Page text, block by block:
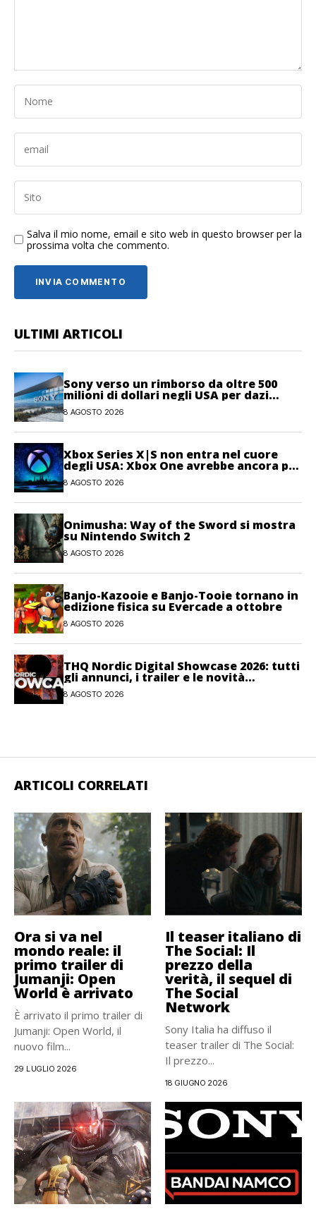
Salva il mio nome, email e sito web in questo browser per la
prossima volta che commento.
ULTIMI ARTICOLI
Sony verso un rimborso da oltre 500
milioni di dollari negli USA per dazi
illegittimi
8 AGOSTO 2026
Xbox Series X|S non entra nel cuore
degli USA: Xbox One avrebbe ancora più
giocatori attivi
8 AGOSTO 2026
Onimusha: Way of the Sword si mostra
su Nintendo Switch 2
8 AGOSTO 2026
Banjo-Kazooie e Banjo-Tooie tornano in
edizione fisica su Evercade a ottobre
8 AGOSTO 2026
THQ Nordic Digital Showcase 2026: tutti
gli annunci, i trailer e le novità
dell’evento
8 AGOSTO 2026
ARTICOLI CORRELATI
Ora si va nel
mondo reale: il
primo trailer di
Jumanji: Open
World è arrivato
È arrivato il primo trailer di
Jumanji: Open World, il
nuovo film...
29 LUGLIO 2026
Il teaser italiano di
The Social: Il
prezzo della
verità, il sequel di
The Social
Network
Sony Italia ha diffuso il
teaser trailer di The Social:
Il prezzo...
18 GIUGNO 2026